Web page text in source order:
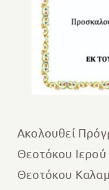
Ακολουθεί
Θεοτόκου
Θεοτόκου